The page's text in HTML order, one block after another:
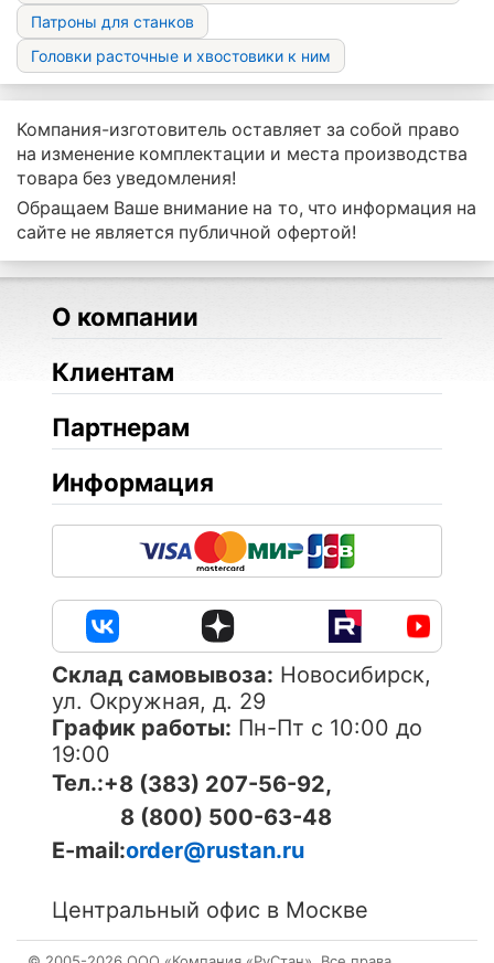
Патроны для станков
Головки расточные и хвостовики к ним
Компания-изготовитель оставляет за собой право
на изменение комплектации и места производства
товара без уведомления!
Обращаем Ваше внимание на то, что информация на
сайте не является публичной офертой!
О компании
Клиентам
Партнерам
Информация
Cклад самовывоза: Новосибирск,
ул. Окружная, д. 29
График работы: Пн-Пт с 10:00 до
19:00
Тел.:+8 (383) 207-56-92,
8 (800) 500-63-48
E-mail:order@rustan.ru
Центральный офис в Москве